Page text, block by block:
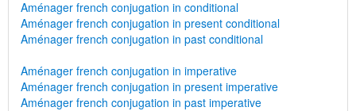
Aménager french conjugation in conditional
Aménager french conjugation in present conditional
Aménager french conjugation in past conditional
Aménager french conjugation in imperative
Aménager french conjugation in present imperative
Aménager french conjugation in past imperative